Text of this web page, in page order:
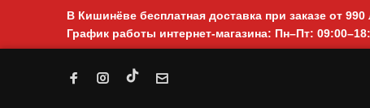
В Кишинёве бесплатная доставка при заказе от
График работы интернет-магазина: Пн–Пт: